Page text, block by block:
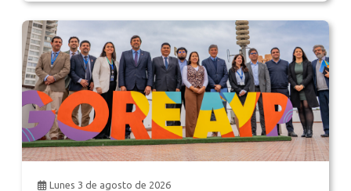
Lunes 3 de agosto de 2026